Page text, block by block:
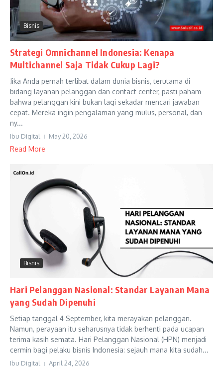
Bisnis
Strategi Omnichannel Indonesia: Kenapa
Multichannel Saja Tidak Cukup Lagi?
Jika Anda pernah terlibat dalam dunia bisnis, terutama di
bidang layanan pelanggan dan contact center, pasti paham
bahwa pelanggan kini bukan lagi sekadar mencari jawaban
cepat. Mereka ingin pengalaman yang mulus, personal, dan
ny...
Ibu Digital May 20, 2026
Read More
Bisnis
Hari Pelanggan Nasional: Standar Layanan Mana
yang Sudah Dipenuhi
Setiap tanggal 4 September, kita merayakan pelanggan.
Namun, perayaan itu seharusnya tidak berhenti pada ucapan
terima kasih semata. Hari Pelanggan Nasional (HPN) menjadi
cermin bagi pelaku bisnis Indonesia: sejauh mana kita sudah...
Ibu Digital April 24, 2026